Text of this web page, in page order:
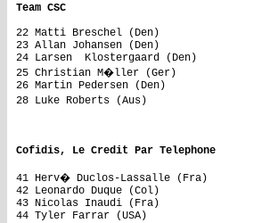
Team CSC
22 Matti Breschel (Den)
23 Allan Johansen (Den)
24 Larsen  Klostergaard (Den)
25 Christian M�ller (Ger)
26 Martin Pedersen (Den)
28 Luke Roberts (Aus)
Cofidis, Le Credit Par Telephone
41 Herv� Duclos-Lassalle (Fra)
42 Leonardo Duque (Col)
43 Nicolas Inaudi (Fra)
44 Tyler Farrar (USA)